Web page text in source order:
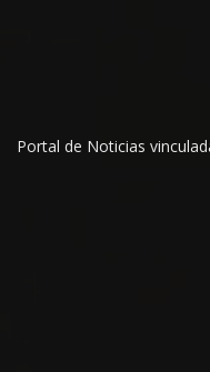
Portal de Noticias